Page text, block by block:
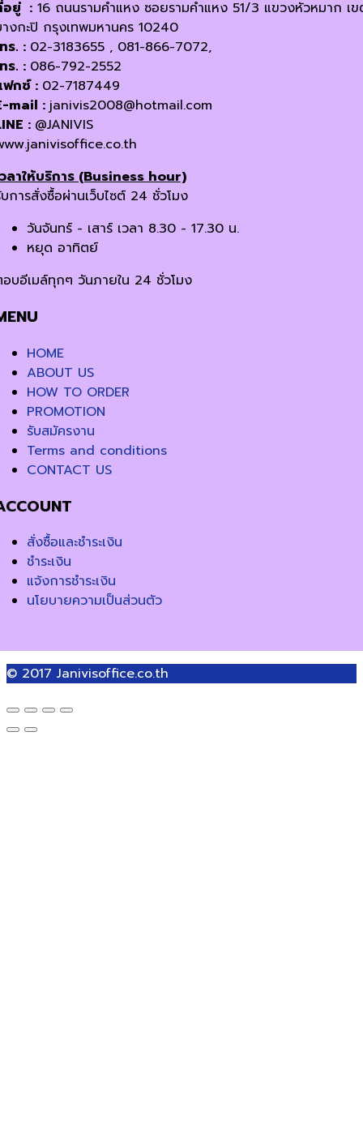
อยู่ : 16 ถนนรามคำแหง ซอยรามคำแหง 51/3 แขวงหัวหมาก เ
งกะปิ กรุงเทพมหานคร 10240
ร. : 02-3183655 , 081-866-7072,
ร. : 086-792-2552
กซ์ : 02-7187449
mail : janivis2008@hotmail.com
: @JANIVIS
ลาให้บริการ (Business hour)
การสั่งซื้อผ่านเว็บไซต์ 24 ชั่วโมง
วันจันทร์ - เสาร์ เวลา 8.30 - 17.30 น.
หยุด อาทิตย์
บอีเมล์ทุกๆ วันภายใน 24 ชั่วโมง
HOME
ABOUT US
HOW TO ORDER
PROMOTION
รับสมัครงาน
Terms and conditions
CONTACT US
สั่งซื้อและชำระเงิน
ชำระเงิน
แจ้งการชำระเงิน
นโยบายความเป็นส่วนตัว
© 2017 Janivisoffice.co.th